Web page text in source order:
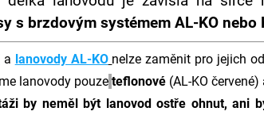
s brzdovým systémem AL-KO nebo
a lanovody AL-KO nelze zaměnit pro jejich
lanovody pouze teflonové (AL-KO červené)
by neměl být lanovod ostře ohnut, ani